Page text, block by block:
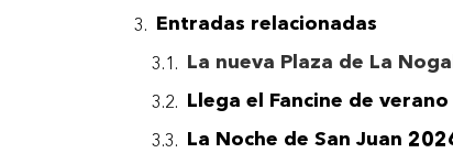
Entradas relacionadas
La nueva Plaza de La
Llega el Fancine de
La Noche de San Juan